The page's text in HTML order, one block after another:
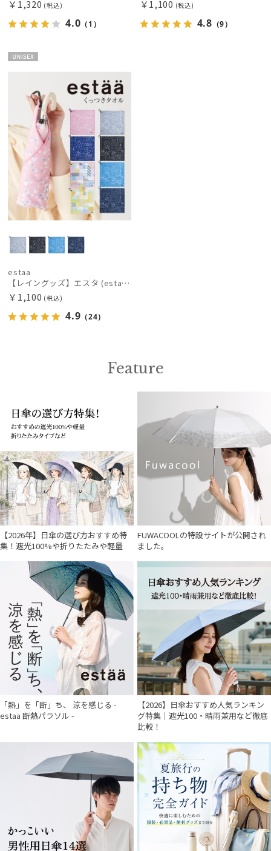
ウラワザ
その他
カラー
価格・割引率
入荷状況
￥1,320 (税込)
4.0 （1）
￥1,100 (税込)
4.8 （9）
estaa
【レイングッズ】エスタ (estaa) くっつきタオル
￥1,100 (税込)
4.9 （24）
Feature
【2026年】日傘の選び方おすすめ特
集！遮光100%や折りたたみや軽量
FUWACOOLの特設サイトが公開され
ました。
「熱」を「断」ち、 涼を感じる -
estaa 断熱パラソル -
【2026】日傘おすすめ人気ランキン
グ特集｜遮光100・晴雨兼用など徹底
比較！